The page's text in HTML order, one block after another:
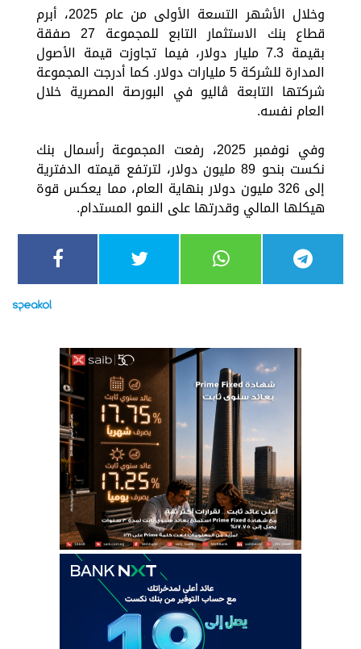
وخلال الأشهر التسعة الأولى من عام 2025، أبرم
قطاع بنك الاستثمار التابع للمجموعة 27 صفقة
بقيمة 7.3 مليار دولار، فيما تجاوزت قيمة الأصول
المدارة للشركة 5 مليارات دولار. كما أدرجت المجموعة
شركتها التابعة ڤاليو في البورصة المصرية خلال
العام نفسه.
وفي نوفمبر 2025، رفعت المجموعة رأسمال بنك
نكست بنحو 89 مليون دولار، لترتفع قيمته الدفترية
إلى 326 مليون دولار بنهاية العام، مما يعكس قوة
هيكلها المالي وقدرتها على النمو المستدام.